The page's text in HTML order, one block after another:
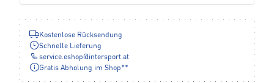
Kostenlose Rücksendung
Schnelle Lieferung
service.eshop@intersport.at
Gratis Abholung im Shop**